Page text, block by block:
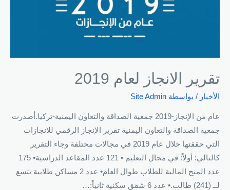
تقرير الانجاز لعام 2019
الأخبار / بواسطة Site Admin
عام من الإنجاز-2019 جمعية الصداقة والتعاون اليمنية-تركيا.أصدرت
جمعية الصداقة والتعاون اليمنية تقرير الإنجاز الرقمي للانجازات
التي حققتها خلال عام 2019 في مجالات مختلفة وجاء التقرير
كالتالي: أولاً: في مجال التعليم • 121 عدد المقاعد الدراسية• 175
عدد المنح المالية للطلاب طوال العام• عدد 2 مساكن طلابية تتسع
لــ (241) طالب.• عدد 6 شقق سكنية ثانياً:…